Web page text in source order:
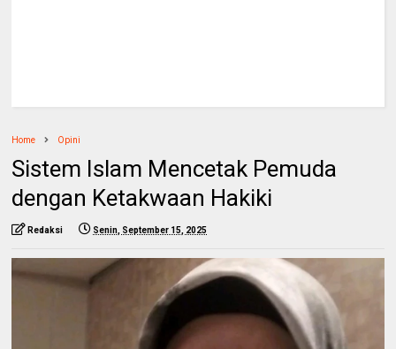
Home Opini
Sistem Islam Mencetak Pemuda
dengan Ketakwaan Hakiki
Redaksi Senin, September 15, 2025